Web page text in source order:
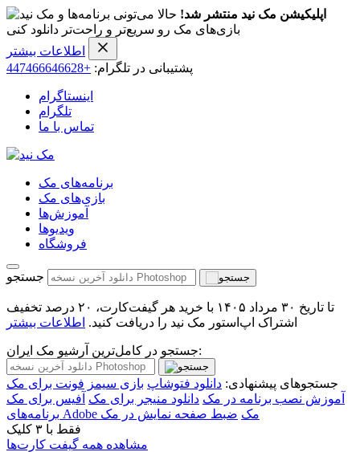
اپلیکیشن مک نید منتشر شد! حالا می‌تونی برنامه‌ها و
بازی‌های مک رو سریع‌تر و راحت‌تر دانلود کنی
اطلاعات بیشتر
پشتیبانی در تلگرام: +447466646628
اینستاگرام
تلگرام
تماس با ما
برنامه‌های مک
بازی‌های مک
آموزش‌ها
ویدیو‌ها
فروشگاه
جستجو
تا تاریخ ۳۰ مرداد ۱۴۰۵ با خرید هر گیفت‌کارت، ۲۰ درصد تخفیف
اشتراک اپ‌استور مک نید را دریافت کنید. اطلاعات بیشتر
جستجو در کامل‌ترین آرشیو مک ایران:
جستجوهای پیشنهادی: دانلود فتوشاپ بازی سیمز فونت برای مک
آموزش نصب برنامه در مک دانلود منیجر برای مک آفیس برای مک
برنامه‌های Adobe مک ضبط صفحه نمایش در مک
فقط با ۳ کلیک
مشاهده همه گیفت کارت‌ها